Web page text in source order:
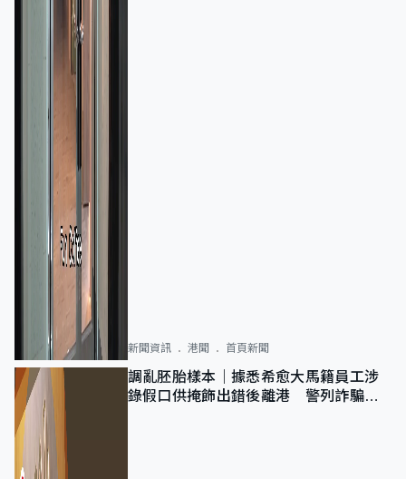
新聞資訊 港聞 首頁新聞
調亂胚胎樣本｜據悉希愈大馬籍員工涉
錄假口供掩飾出錯後離港 警列詐騙